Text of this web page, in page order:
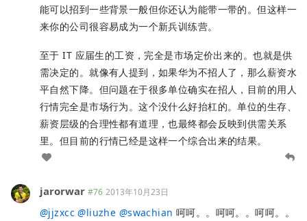
能可以招到一些背景一般但你还认为能带一带的。但这样一
来你的公司很容易成为一个新兵训练营。
至于 IT 应届生的工资，完全是市场定价出来的。也就是供
需决定的。就像有人提到，如果华为不招人了，那么薪资水
平自然下降。但问题在于很多单位确实在招人，目前的用人
行情完全是市场行为。这个没什么好抬杠的。单位的生存、
薪资层级的合理性都有道理，也最终都会反映到供需关系
里。但目前的行情已经是这样一个综合出来的结果。
jarorwar #76 2013年10月23日
@jjzxcc @liuzhe @swachian 呵呵。。呵呵。。呵呵。。